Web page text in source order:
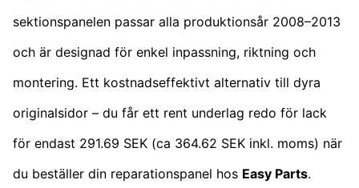
sektionspanelen passar alla produktionsår 2008–2013
och är designad för enkel inpassning, riktning och
montering. Ett kostnadseffektivt alternativ till dyra
originalsidor – du får ett rent underlag redo för lack
för endast 291.69 SEK (ca 364.62 SEK inkl. moms) när
du beställer din reparationspanel hos Easy Parts.